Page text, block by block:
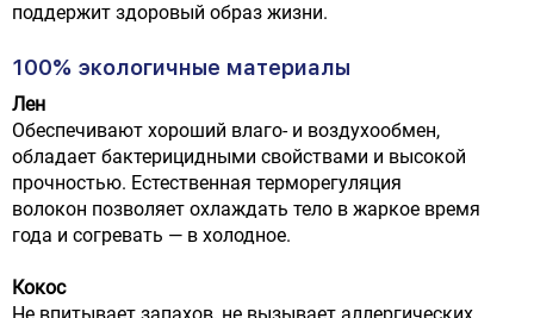
поддержит здоровый образ жизни.
100% экологичные материалы
Лен
Обеспечивают хороший влаго- и воздухообмен,
обладает бактерицидными свойствами и высокой
прочностью. Естественная терморегуляция
волокон позволяет охлаждать тело в жаркое время
года и согревать — в холодное.
Кокос